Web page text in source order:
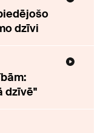
dzīvi
dzīvē"